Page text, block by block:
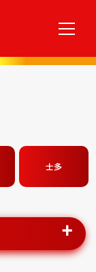
士多